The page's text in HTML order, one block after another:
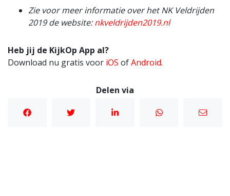
Zie voor meer informatie over het NK Veldrijden
2019 de website:nkveldrijden2019.nl
Heb jij de KijkOp App al?
Download nu gratis voor iOS ofAndroid.
Delen via